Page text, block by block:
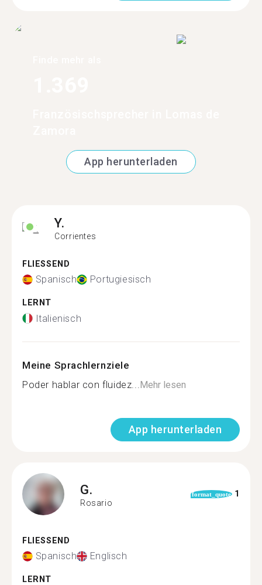
App herunterladen
Y.
Corrientes
FLIESSEND
Spanisch Portugiesisch
LERNT
Italienisch
Meine Sprachlernziele
Poder hablar con fluidez... Mehr lesen
App herunterladen
G.
Rosario
format_quote 1
FLIESSEND
Spanisch Englisch
LERNT